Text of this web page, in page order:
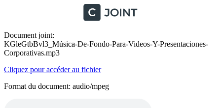
Document joint:
KGleGtbBvl3_Música-De-Fondo-Para-Videos-Y-Presentaciones-
Corporativas.mp3
Cliquez pour accéder au fichier
Format du document: audio/mpeg